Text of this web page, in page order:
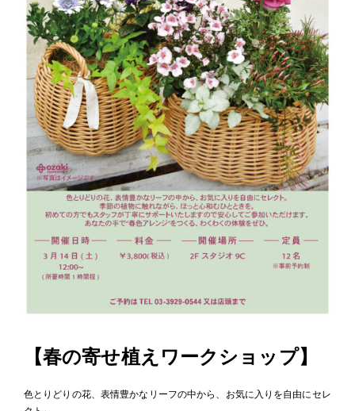
【春の寄せ植えワークショップ】
色とりどりの花、表情豊かなリーフの中から、お気に入りを自由にセレ